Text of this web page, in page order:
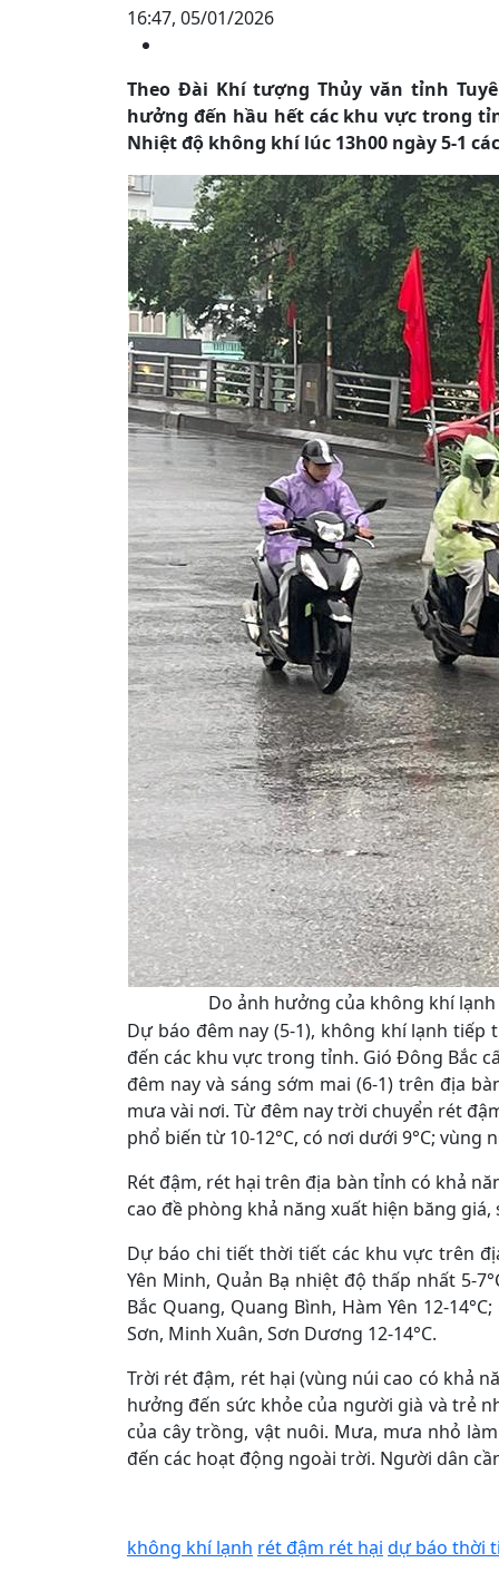
16:47, 05/01/2026
Theo Đài Khí tượng Thủy văn tỉnh
hưởng đến hầu hết các khu vực trong
Nhiệt độ không khí lúc 13h00 ngày 5-1
Do ảnh hưởng của không khí
Dự báo đêm nay (5-1), không khí lạnh
đến các khu vực trong tỉnh. Gió Đông Bắc
đêm nay và sáng sớm mai (6-1) trên địa
mưa vài nơi. Từ đêm nay trời chuyển rét
phổ biến từ 10-12°C, có nơi dưới 9°C; vùng
Rét đậm, rét hại trên địa bàn tỉnh có khả
cao đề phòng khả năng xuất hiện băng
Dự báo chi tiết thời tiết các khu vực trên
Yên Minh, Quản Bạ nhiệt độ thấp nhất 5-
Bắc Quang, Quang Bình, Hàm Yên 12-
Sơn, Minh Xuân, Sơn Dương 12-14°C.
Trời rét đậm, rét hại (vùng núi cao có khả
hưởng đến sức khỏe của người già và trẻ
của cây trồng, vật nuôi. Mưa, mưa nhỏ
đến các hoạt động ngoài trời. Người dân
không khí lạnh rét đậm rét hại dự báo thời